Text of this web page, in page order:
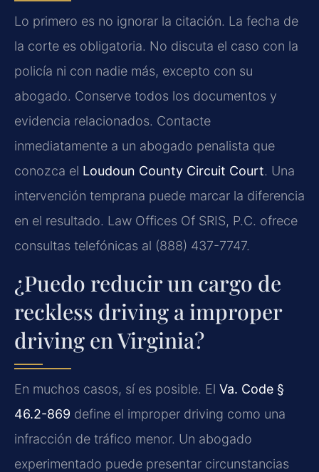
Lo primero es no ignorar la citación. La fecha de
la corte es obligatoria. No discuta el caso con la
policía ni con nadie más, excepto con su
abogado. Conserve todos los documentos y
evidencia relacionados. Contacte
inmediatamente a un abogado penalista que
conozca el Loudoun County Circuit Court. Una
intervención temprana puede marcar la diferencia
en el resultado. Law Offices Of SRIS, P.C. ofrece
consultas telefónicas al (888) 437-7747.
¿Puedo reducir un cargo de
reckless driving a improper
driving en Virginia?
En muchos casos, sí es posible. El Va. Code §
46.2-869 define el improper driving como una
infracción de tráfico menor. Un abogado
experimentado puede presentar circunstancias